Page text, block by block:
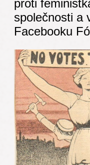
proti
společnosti a
Facebooku